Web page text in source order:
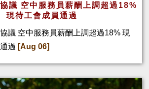
議 空中服務員薪酬上調超過18%
現待工會成員通過
議 空中服務員薪酬上調超過18% 現
過 [Aug 06]